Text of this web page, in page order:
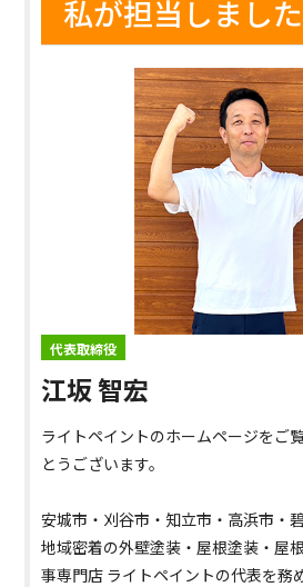
私が担当しました
代表取締役
江坂 智宏
ライトペイントのホームページをご
とうございます。
安城市・刈谷市・知立市・高浜市・
地域密着の外壁塗装・屋根塗装・屋
事専門店 ライトペイントの代表を務